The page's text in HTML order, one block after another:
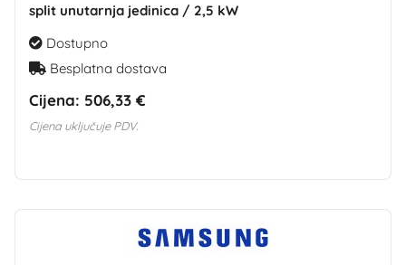
split unutarnja jedinica / 2,5 kW
Dostupno
Besplatna dostava
Cijena: 506,33 €
Cijena uključuje PDV.